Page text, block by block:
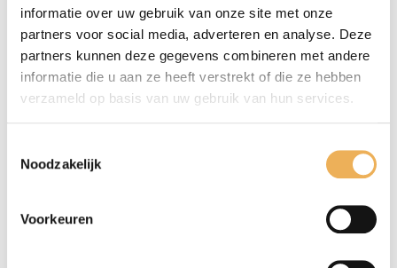
informatie over uw gebruik van onze site met onze
partners voor social media, adverteren en analyse. Deze
partners kunnen deze gegevens combineren met andere
informatie die u aan ze heeft verstrekt of die ze hebben
verzameld op basis van uw gebruik van hun services.
Noodzakelijk
Voorkeuren
BESCHRIJVING
Ethanol is een soort alcohol. Deze brandstof
bevat puur ethanol en wordt zo zuiver
voor het reinigen en ontsmetten van
interieur, maar ook als toevoeging op